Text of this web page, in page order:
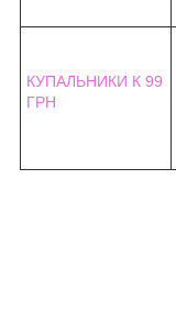
КУПАЛЬНИКИ К 99
ГРН